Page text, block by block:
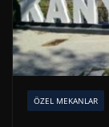
ÖZEL MEKANLAR